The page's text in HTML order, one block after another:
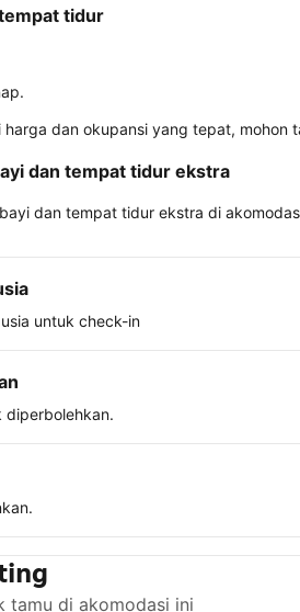
tidur
harga dan okupansi yang tepat,
dan tempat tidur ekstra
dan tempat tidur ekstra di
untuk check-in
diperbolehkan.
tamu di akomodasi ini